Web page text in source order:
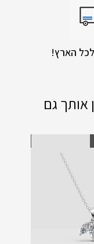
אותך גם